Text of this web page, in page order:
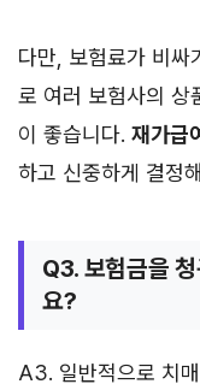
다만, 보험료가 비싸
로 여러 보험사의 상
이 좋습니다. 재가급
하고 신중하게 결정
Q3. 보험금을
요?
A3. 일반적으로 치